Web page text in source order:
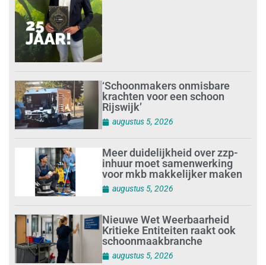
‘Schoonmakers onmisbare
krachten voor een schoon
Rijswijk’
augustus 5, 2026
Meer duidelijkheid over zzp-
inhuur moet samenwerking
voor mkb makkelijker maken
augustus 5, 2026
Nieuwe Wet Weerbaarheid
Kritieke Entiteiten raakt ook
schoonmaakbranche
augustus 5, 2026